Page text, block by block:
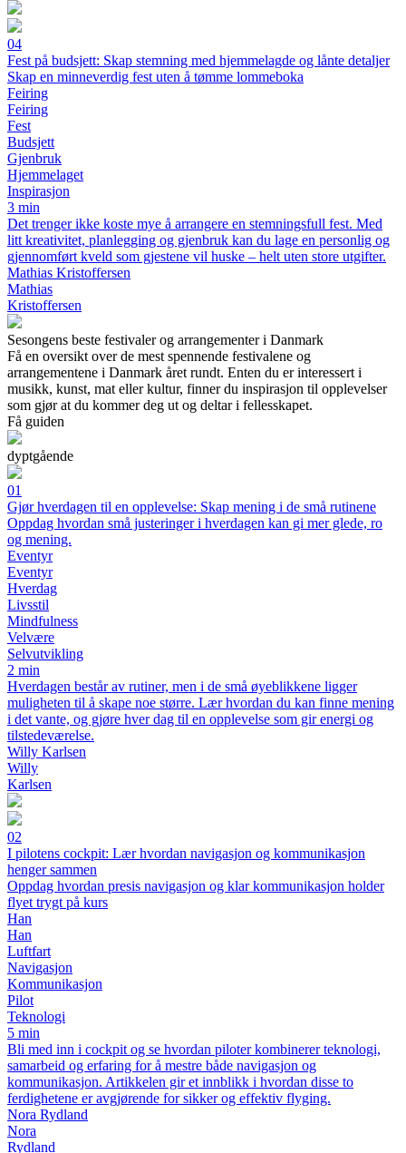
04
Fest på budsjett: Skap stemning med hjemmelagde og lånte detaljer
Skap en minneverdig fest uten å tømme lommeboka
Feiring
Feiring
Fest
Budsjett
Gjenbruk
Hjemmelaget
Inspirasjon
3 min
Det trenger ikke koste mye å arrangere en stemningsfull fest. Med
litt kreativitet, planlegging og gjenbruk kan du lage en personlig og
gjennomført kveld som gjestene vil huske – helt uten store utgifter.
Mathias Kristoffersen
Mathias
Kristoffersen
Sesongens beste festivaler og arrangementer i Danmark
Få en oversikt over de mest spennende festivalene og
arrangementene i Danmark året rundt. Enten du er interessert i
musikk, kunst, mat eller kultur, finner du inspirasjon til opplevelser
som gjør at du kommer deg ut og deltar i fellesskapet.
Få guiden
dyptgående
01
Gjør hverdagen til en opplevelse: Skap mening i de små rutinene
Oppdag hvordan små justeringer i hverdagen kan gi mer glede, ro
og mening.
Eventyr
Eventyr
Hverdag
Livsstil
Mindfulness
Velvære
Selvutvikling
2 min
Hverdagen består av rutiner, men i de små øyeblikkene ligger
muligheten til å skape noe større. Lær hvordan du kan finne mening
i det vante, og gjøre hver dag til en opplevelse som gir energi og
tilstedeværelse.
Willy Karlsen
Willy
Karlsen
02
I pilotens cockpit: Lær hvordan navigasjon og kommunikasjon
henger sammen
Oppdag hvordan presis navigasjon og klar kommunikasjon holder
flyet trygt på kurs
Han
Han
Luftfart
Navigasjon
Kommunikasjon
Pilot
Teknologi
5 min
Bli med inn i cockpit og se hvordan piloter kombinerer teknologi,
samarbeid og erfaring for å mestre både navigasjon og
kommunikasjon. Artikkelen gir et innblikk i hvordan disse to
ferdighetene er avgjørende for sikker og effektiv flyging.
Nora Rydland
Nora
Rydland